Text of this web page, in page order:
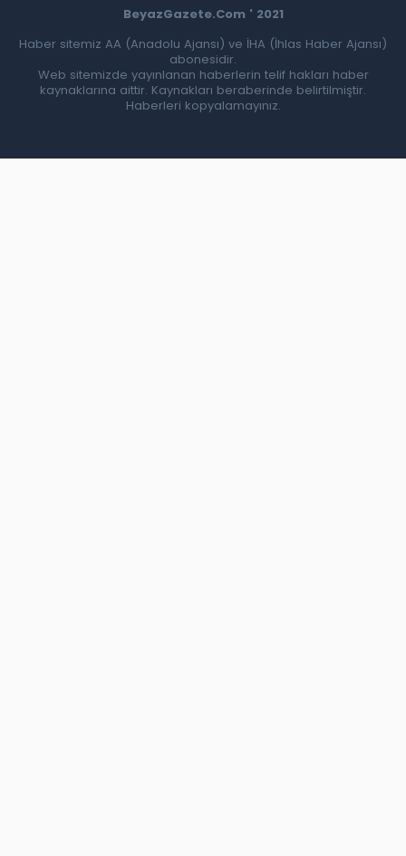
BeyazGazete.Com ' 2021
Haber sitemiz AA (Anadolu Ajansı) ve İHA (İhlas Haber Ajansı)
abonesidir.
Web sitemizde yayınlanan haberlerin telif hakları haber
kaynaklarına aittir. Kaynakları beraberinde belirtilmiştir.
Haberleri kopyalamayınız.